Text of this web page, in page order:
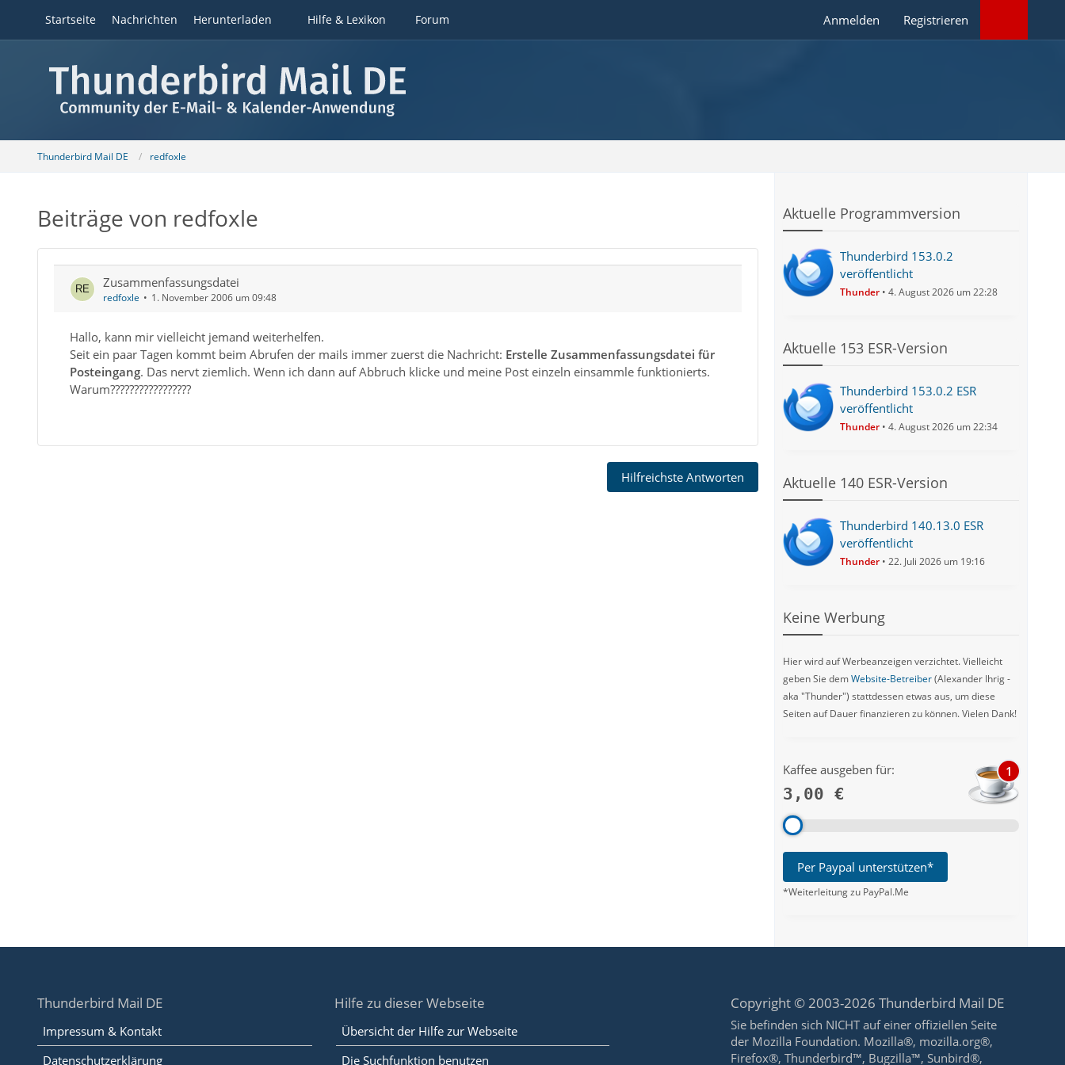
Startseite Nachrichten Herunterladen Hilfe & Lexikon Forum Anmelden Registrieren
Thunderbird Mail DE redfoxle
Beiträge von redfoxle
Zusammenfassungsdatei
redfoxle 1. November 2006 um 09:48
Hallo, kann mir vielleicht jemand weiterhelfen.
Seit ein paar Tagen kommt beim Abrufen der mails immer zuerst die Nachricht: Erstelle Zusammenfassungsdatei für
Posteingang. Das nervt ziemlich. Wenn ich dann auf Abbruch klicke und meine Post einzeln einsammle funktionierts.
Warum?????????????????
Hilfreichste Antworten
Aktuelle Programmversion
Thunderbird 153.0.2
veröffentlicht
Thunder 4. August 2026 um 22:28
Aktuelle 153 ESR-Version
Thunderbird 153.0.2 ESR
veröffentlicht
Thunder 4. August 2026 um 22:34
Aktuelle 140 ESR-Version
Thunderbird 140.13.0 ESR
veröffentlicht
Thunder 22. Juli 2026 um 19:16
Keine Werbung
Hier wird auf Werbeanzeigen verzichtet. Vielleicht
geben Sie demWebsite-Betreiber(Alexander Ihrig -
aka "Thunder") stattdessen etwas aus, um diese
Seiten auf Dauer finanzieren zu können. Vielen Dank!
Kaffee ausgeben für:
3,00 €
1
Per Paypal unterstützen*
*Weiterleitung zu PayPal.Me
Thunderbird Mail DE
Impressum & Kontakt
Datenschutzerklärung
Hilfe zu dieser Webseite
Übersicht der Hilfe zur Webseite
Die Suchfunktion benutzen
Copyright © 2003-2026 Thunderbird Mail DE
Sie befinden sich NICHT auf einer offiziellen Seite
der Mozilla Foundation. Mozilla®, mozilla.org®,
Firefox®, Thunderbird™, Bugzilla™, Sunbird®,